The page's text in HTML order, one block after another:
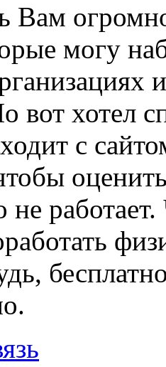
Вам
могу
вот хотел
с
не